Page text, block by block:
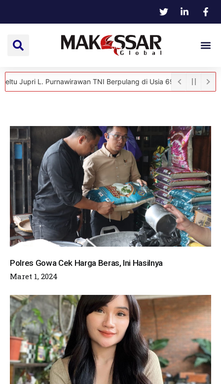
L. Purnawirawan TNI Berpulang di Usia 69 Tahun Hangat dan
Polres Gowa Cek Harga Beras, Ini Hasilnya
Maret 1, 2024